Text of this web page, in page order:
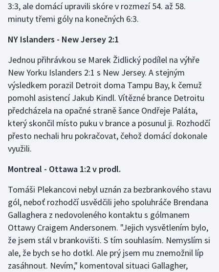
3:3, ale domácí upravili skóre v rozmezí 54. až 58.
minuty třemi góly na konečných 6:3.
NY Islanders - New Jersey 2:1
Jednou přihrávkou se Marek Židlický podílel na výhře
New Yorku Islanders 2:1 s New Jersey. A stejným
výsledkem porazil Detroit doma Tampu Bay, k čemuž
pomohl asistencí Jakub Kindl. Vítězné brance Detroitu
předcházela na opačné straně šance Ondřeje Paláta,
který skončil místo puku v brance a posunul ji. Rozhodčí
přesto nechali hru pokračovat, čehož domácí dokonale
využili.
Montreal - Ottawa 1:2 v prodl.
Tomáši Plekancovi nebyl uznán za bezbrankového stavu
gól, neboť rozhodčí usvědčili jeho spoluhráče Brendana
Gallaghera z nedovoleného kontaktu s gólmanem
Ottawy Craigem Andersonem. "Jejich vysvětlením bylo,
že jsem stál v brankovišti. S tím souhlasím. Nemyslím si
ale, že bych se ho dotkl. Ale prý jsem mu znemožnil líp
zasáhnout. Nevím," komentoval situaci Gallagher,